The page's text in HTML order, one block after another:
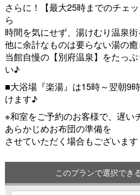
さらに！【最大25時までのチェ
ら
時間を気にせず、湯けむり温泉
他に余計なものは要らない湯の
当館自慢の【別府温泉】をたっ
い♪
■大浴場『楽湯』は15時～翌朝9
けます♪
※和室をご予約のお客様で、遅い
あらかじめお布団の準備を
させていただく場合もございます
このプランで選択でき